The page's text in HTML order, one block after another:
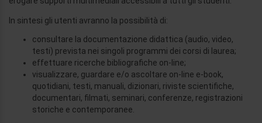
In sintesi gli utenti avranno la possibilità di:
consultare la documentazione didattica (audio, video,
testi) prevista nei singoli programmi dei corsi di laurea;
effettuare ricerche bibliografiche on-line;
visualizzare, guardare e/o ascoltare on-line e-book,
quotidiani, testi, manuali, dizionari, riviste scientifiche,
documentari, filmati, seminari, conferenze, registrazioni
storiche e contemporanee.